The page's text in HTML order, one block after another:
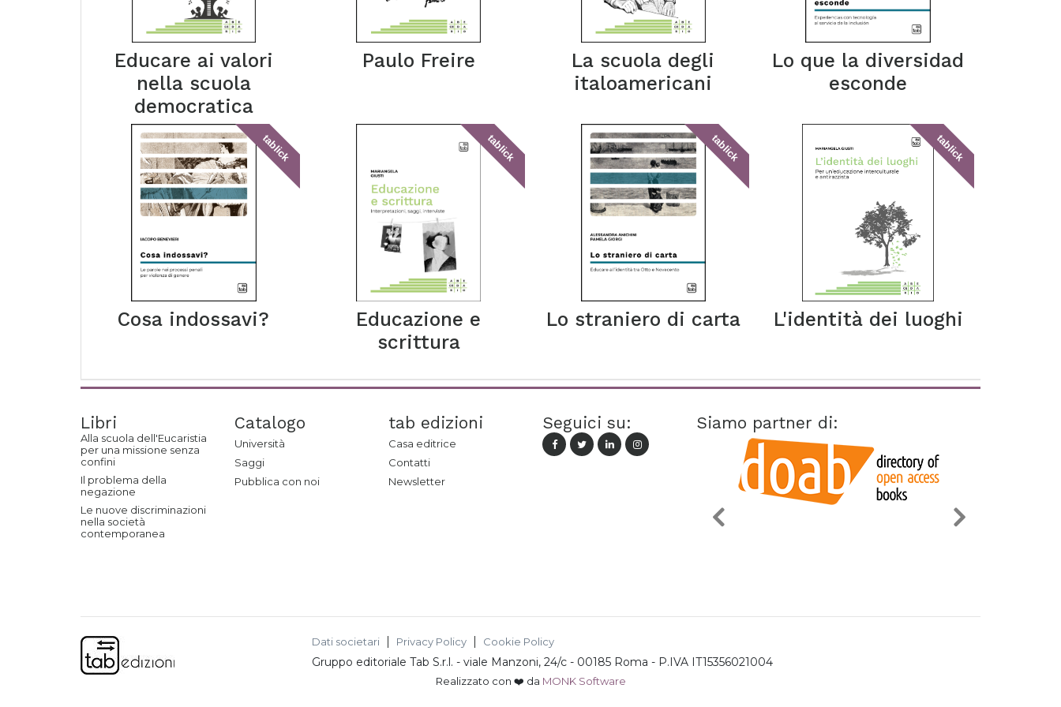
Educare ai valori
nella scuola
democratica
Paulo Freire
La scuola degli
italoamericani
Lo que la diversidad
esconde
tablick
Cosa indossavi?
tablick
Educazione e
scrittura
tablick
Lo straniero di carta
tablick
L'identità dei luoghi
Libri
Alla scuola dell'Eucaristia
per una missione senza
confini
Il problema della
negazione
Le nuove discriminazioni
nella società
contemporanea
Catalogo
Università
Saggi
Pubblica con noi
tab edizioni
Casa editrice
Contatti
Newsletter
Seguici su: Siamo partner di:
Dati societari Privacy Policy Cookie Policy
Gruppo editoriale Tab S.r.l. - viale Manzoni, 24/c - 00185 Roma - P.IVA IT15356021004
Realizzato con ❤️ da MONK Software